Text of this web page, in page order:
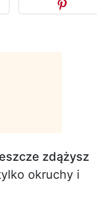
zdążysz
okruchy i